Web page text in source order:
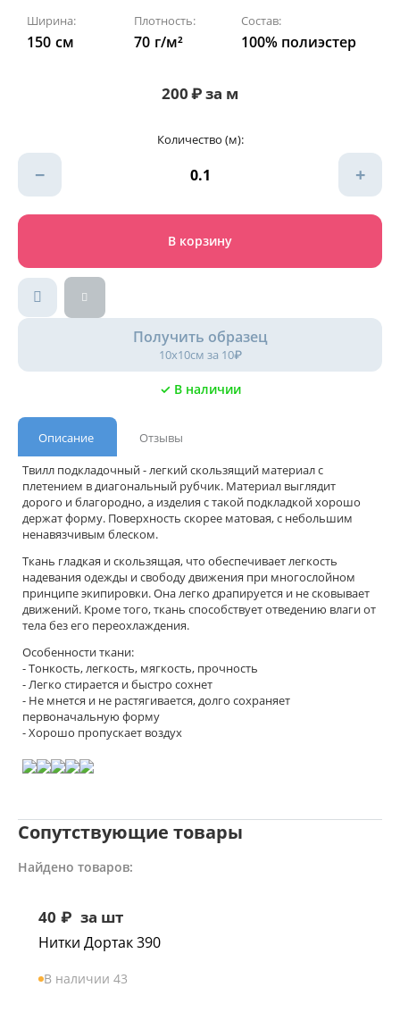
Ширина:
150 см
Плотность:
70 г/м²
Состав:
100% полиэстер
200₽за м
Количество (м):
− +
В корзину
Получить образец
10х10см за 10₽
✓ В наличии
Описание
Отзывы
Твилл подкладочный - легкий скользящий материал с
плетением в диагональный рубчик. Материал выглядит
дорого и благородно, а изделия с такой подкладкой хорошо
держат форму. Поверхность скорее матовая, с небольшим
ненавязчивым блеском.
Ткань гладкая и скользящая, что обеспечивает легкость
надевания одежды и свободу движения при многослойном
принципе экипировки. Она легко драпируется и не сковывает
движений. Кроме того, ткань способствует отведению влаги от
тела без его переохлаждения.
Особенности ткани:
- Тонкость, легкость, мягкость, прочность
- Легко стирается и быстро сохнет
- Не мнется и не растягивается, долго сохраняет
первоначальную форму
- Хорошо пропускает воздух
Сопутствующие товары
Найдено товаров:
40 ₽ за шт
Нитки Дортак 390
В наличии 43